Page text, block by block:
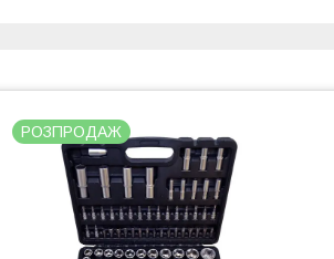
РОЗПРОДАЖ